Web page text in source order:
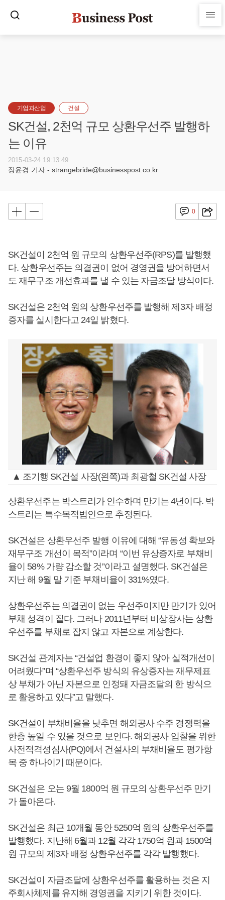
기업과산업 건설
SK건설, 2천억 규모 상환우선주 발행하
는 이유
2015-03-24 19:13:49
장윤경 기자 - strangebride@businesspost.co.kr
0
SK건설이 2천억 원 규모의 상환우선주(RPS)를 발행했
다. 상환우선주는 의결권이 없어 경영권을 방어하면서
도 재무구조 개선효과를 낼 수 있는 자금조달 방식이다.
SK건설은 2천억 원의 상환우선주를 발행해 제3자 배정
증자를 실시한다고 24일 밝혔다.
▲ 조기행 SK건설 사장(왼쪽)과 최광철 SK건설 사장
상환우선주는 박스트리가 인수하며 만기는 4년이다. 박
스트리는 특수목적법인으로 추정된다.
SK건설은 상환우선주 발행 이유에 대해 “유동성 확보와
재무구조 개선이 목적”이라며 “이번 유상증자로 부채비
율이 58% 가량 감소할 것”이라고 설명했다. SK건설은
지난 해 9월 말 기준 부채비율이 331%였다.
상환우선주는 의결권이 없는 우선주이지만 만기가 있어
부채 성격이 짙다. 그러나 2011년부터 비상장사는 상환
우선주를 부채로 잡지 않고 자본으로 계상한다.
SK건설 관계자는 “건설업 환경이 좋지 않아 실적개선이
어려웠다”며 “상환우선주 방식의 유상증자는 재무제표
상 부채가 아닌 자본으로 인정돼 자금조달의 한 방식으
로 활용하고 있다”고 말했다.
SK건설이 부채비율을 낮추면 해외공사 수주 경쟁력을
한층 높일 수 있을 것으로 보인다. 해외공사 입찰을 위한
사전적격성심사(PQ)에서 건설사의 부채비율도 평가항
목 중 하나이기 때문이다.
SK건설은 오는 9월 1800억 원 규모의 상환우선주 만기
가 돌아온다.
SK건설은 최근 10개월 동안 5250억 원의 상환우선주를
발행했다. 지난해 6월과 12월 각각 1750억 원과 1500억
원 규모의 제3자 배정 상환우선주를 각각 발행했다.
SK건설이 자금조달에 상환우선주를 활용하는 것은 지
주회사체제를 유지해 경영권을 지키기 위한 것이다.